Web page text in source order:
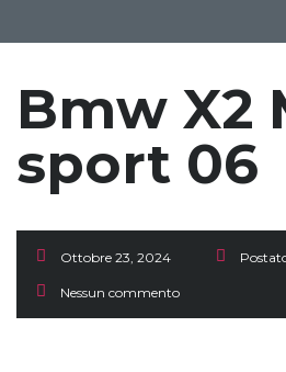
Bmw X2
sport 06
Ottobre 23, 2024
Nessun commento